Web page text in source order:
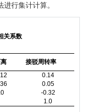
行集计计算。
关系数
接驳周转率
0.14
0.05
-0.32
1.0